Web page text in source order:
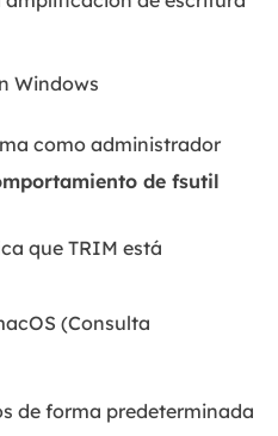
Windows
como administrador
de fsutil
que TRIM está
(Consulta
de forma predeterminada